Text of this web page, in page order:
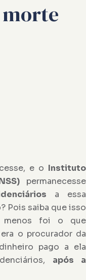
morte
e o Instituto
permanecesse
a essa
Pois saiba que isso
menos foi o que
o procurador da
pago a ela
após a